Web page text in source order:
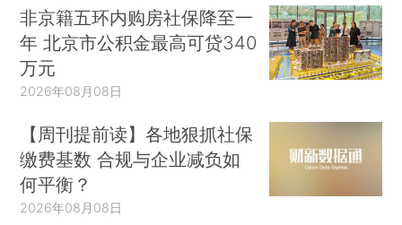
非京籍五环内购房社保降至一
年 北京市公积金最高可贷340
万元
2026年08月08日
【周刊提前读】各地狠抓社保
缴费基数 合规与企业减负如
何平衡？
2026年08月08日